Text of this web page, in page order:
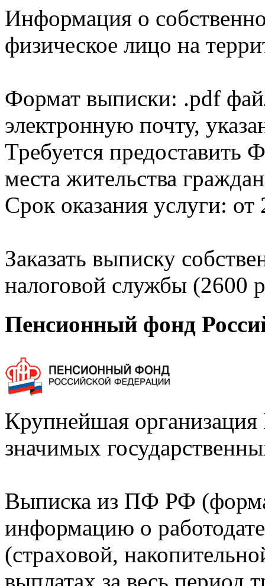
Информация о
физическое лицо на
Формат выписки: .pdf
электронную почту,
Требуется
места жительства
Срок оказания услуги: от
Заказать выписку
налоговой службы (2600
Пенсионный фонд
Крупнейшая
значимых
Выписка из ПФ РФ
информацию о
(страховой,
выплатах за весь период